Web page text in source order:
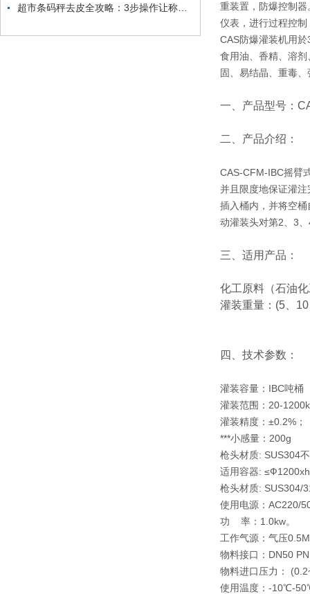
重装置，防爆控制
仪表，进行过程控
CAS防爆灌装机用
食用油、香精、溶
固、易结晶、重毒
一、产品型号：
二、产品介绍：
CAS-CFM-IBC摇臂
并且限度地保证灌
插入桶内，并将空
动灌装头对第2、3
三、适用产品：
化工原料（石油
灌装重量：(5、
四、技术参数：
灌装容量：IBC吨桶
灌装范围：20-
灌装精度：±0.2%；
***小感量：200g
枪头材质: SUS304
适用容器:
枪头材质: SUS304/
使用电源：AC220/
功 率：1.0kw。
工作气源：气压
物料接口：DN50
物料进口压力：
使用温度：-10℃-